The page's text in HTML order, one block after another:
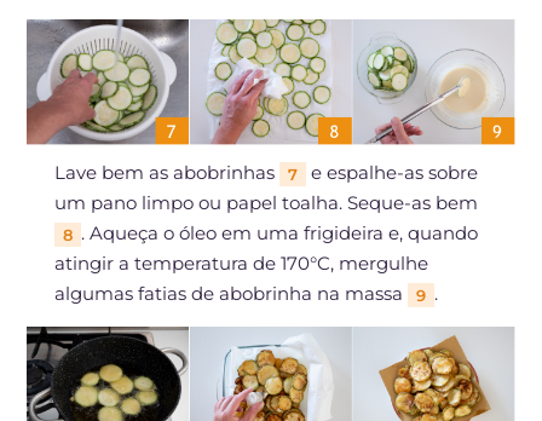
Lave bem as abobrinhas 7
e espalhe-as sobre
um pano limpo ou papel toalha. Seque-as bem
8 . Aqueça o óleo em uma frigideira e, quando
atingir a temperatura de 170°C, mergulhe
algumas fatias de abobrinha na massa
9 .